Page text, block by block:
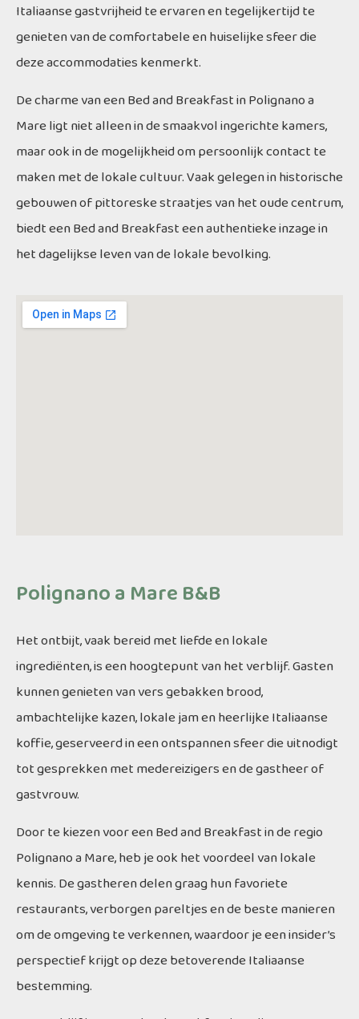
Italiaanse gastvrijheid te ervaren en tegelijkertijd te
genieten van de comfortabele en huiselijke sfeer die
deze accommodaties kenmerkt.
De charme van een Bed and Breakfast in Polignano a
Mare ligt niet alleen in de smaakvol ingerichte kamers,
maar ook in de mogelijkheid om persoonlijk contact te
maken met de lokale cultuur. Vaak gelegen in historische
gebouwen of pittoreske straatjes van het oude centrum,
biedt een Bed and Breakfast een authentieke inzage in
het dagelijkse leven van de lokale bevolking.
Polignano a Mare B&B
Het ontbijt, vaak bereid met liefde en lokale
ingrediënten, is een hoogtepunt van het verblijf. Gasten
kunnen genieten van vers gebakken brood,
ambachtelijke kazen, lokale jam en heerlijke Italiaanse
koffie, geserveerd in een ontspannen sfeer die uitnodigt
tot gesprekken met medereizigers en de gastheer of
gastvrouw.
Door te kiezen voor een Bed and Breakfast in de regio
Polignano a Mare, heb je ook het voordeel van lokale
kennis. De gastheren delen graag hun favoriete
restaurants, verborgen pareltjes en de beste manieren
om de omgeving te verkennen, waardoor je een insider’s
perspectief krijgt op deze betoverende Italiaanse
bestemming.